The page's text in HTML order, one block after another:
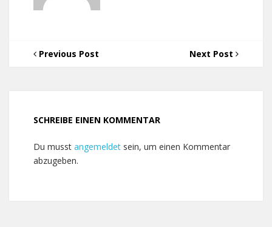
Previous Post Next Post
SCHREIBE EINEN KOMMENTAR
Du musst angemeldet sein, um einen Kommentar
abzugeben.